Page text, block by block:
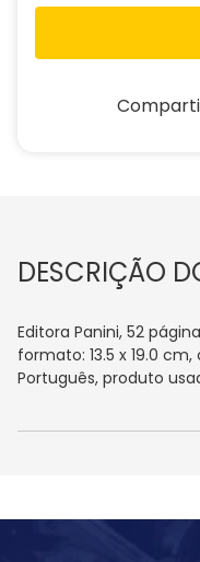
DESCRIÇÃO
Editora Panini, 52
formato: 13.5 x 19.0
Português, produto